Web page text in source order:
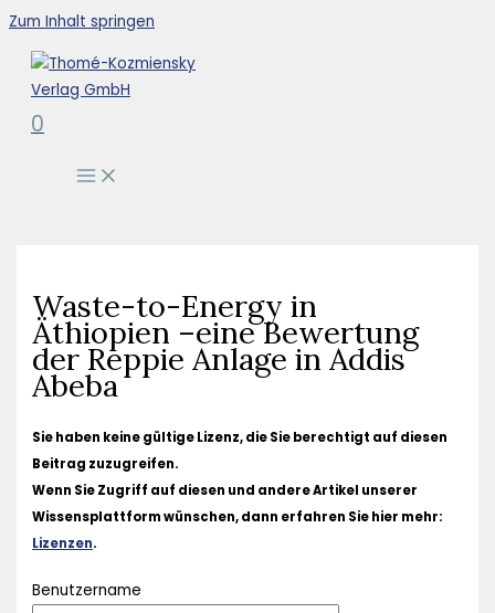
Zum Inhalt springen
0
Waste-to-Energy in
Äthiopien –eine Bewertung
der Reppie Anlage in Addis
Abeba
Sie haben keine gültige Lizenz, die Sie berechtigt auf diesen
Beitrag zuzugreifen.
Wenn Sie Zugriff auf diesen und andere Artikel unserer
Wissensplattform wünschen, dann erfahren Sie hier mehr:
Lizenzen.
Benutzername